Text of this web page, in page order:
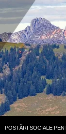
POSTĂRI SOCIALE